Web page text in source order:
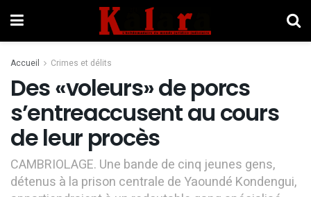
Accueil Crimes et délits
Des «voleurs» de porcs
s’entreaccusent au cours
de leur procès
CAMBRIOLAGE. Une bande de cinq jeunes gens,
détenus à la prison centrale de Yaoundé Kondengui,